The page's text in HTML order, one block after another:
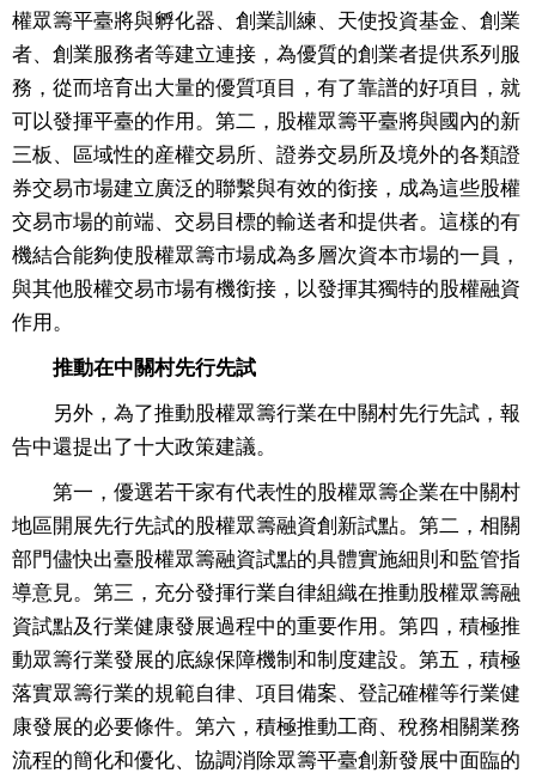
權眾籌平臺將與孵化器、創業訓練、天使投資基金、創業
者、創業服務者等建立連接，為優質的創業者提供系列服
務，從而培育出大量的優質項目，有了靠譜的好項目，就
可以發揮平臺的作用。第二，股權眾籌平臺將與國內的新
三板、區域性的産權交易所、證券交易所及境外的各類證
券交易市場建立廣泛的聯繫與有效的銜接，成為這些股權
交易市場的前端、交易目標的輸送者和提供者。這樣的有
機結合能夠使股權眾籌市場成為多層次資本市場的一員，
與其他股權交易市場有機銜接，以發揮其獨特的股權融資
作用。
推動在中關村先行先試
另外，為了推動股權眾籌行業在中關村先行先試，報
告中還提出了十大政策建議。
第一，優選若干家有代表性的股權眾籌企業在中關村
地區開展先行先試的股權眾籌融資創新試點。第二，相關
部門儘快出臺股權眾籌融資試點的具體實施細則和監管指
導意見。第三，充分發揮行業自律組織在推動股權眾籌融
資試點及行業健康發展過程中的重要作用。第四，積極推
動眾籌行業發展的底線保障機制和制度建設。第五，積極
落實眾籌行業的規範自律、項目備案、登記確權等行業健
康發展的必要條件。第六，積極推動工商、稅務相關業務
流程的簡化和優化、協調消除眾籌平臺創新發展中面臨的